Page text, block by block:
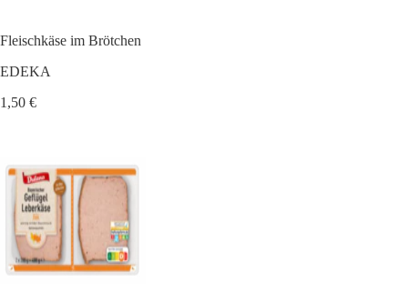
Fleischkäse im Brötchen
EDEKA
1,50 €